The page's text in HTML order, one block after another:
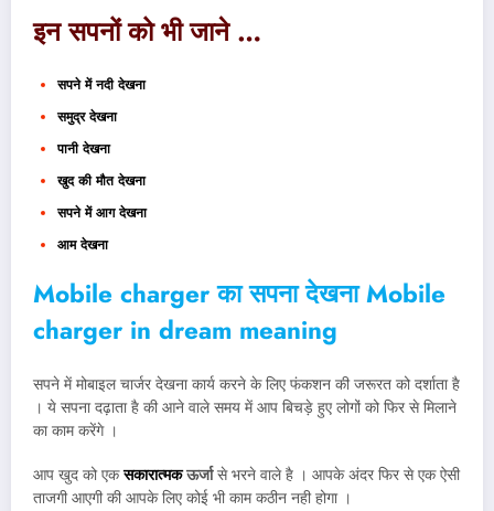
इन सपनों को भी जाने …
सपने में नदी देखना
समुद्र देखना
पानी देखना
खुद की मौत देखना
सपने में आग देखना
आम देखना
Mobile charger का सपना देखना Mobile
charger in dream meaning
सपने में मोबाइल चार्जर देखना कार्य करने के लिए फंकशन की जरूरत को दर्शाता है
। ये सपना दढ़ाता है की आने वाले समय में आप बिचड़े हुए लोगों को फिर से मिलाने
का काम करेंगे ।
आप खुद को एकसकारात्मकऊर्जासे भरने वाले है । आपके अंदर फिर से एक ऐसी
ताजगी आएगी की आपके लिए कोई भी काम कठीन नही होगा ।